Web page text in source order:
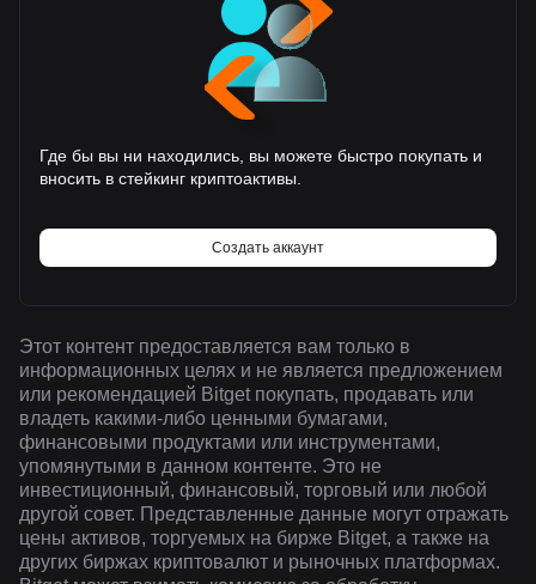
Где бы вы ни находились, вы можете быстро покупать и
вносить в стейкинг криптоактивы.
Создать аккаунт
Этот контент предоставляется вам только в
информационных целях и не является предложением
или рекомендацией Bitget покупать, продавать или
владеть какими-либо ценными бумагами,
финансовыми продуктами или инструментами,
упомянутыми в данном контенте. Это не
инвестиционный, финансовый, торговый или любой
другой совет. Представленные данные могут отражать
цены активов, торгуемых на бирже Bitget, а также на
других биржах криптовалют и рыночных платформах.